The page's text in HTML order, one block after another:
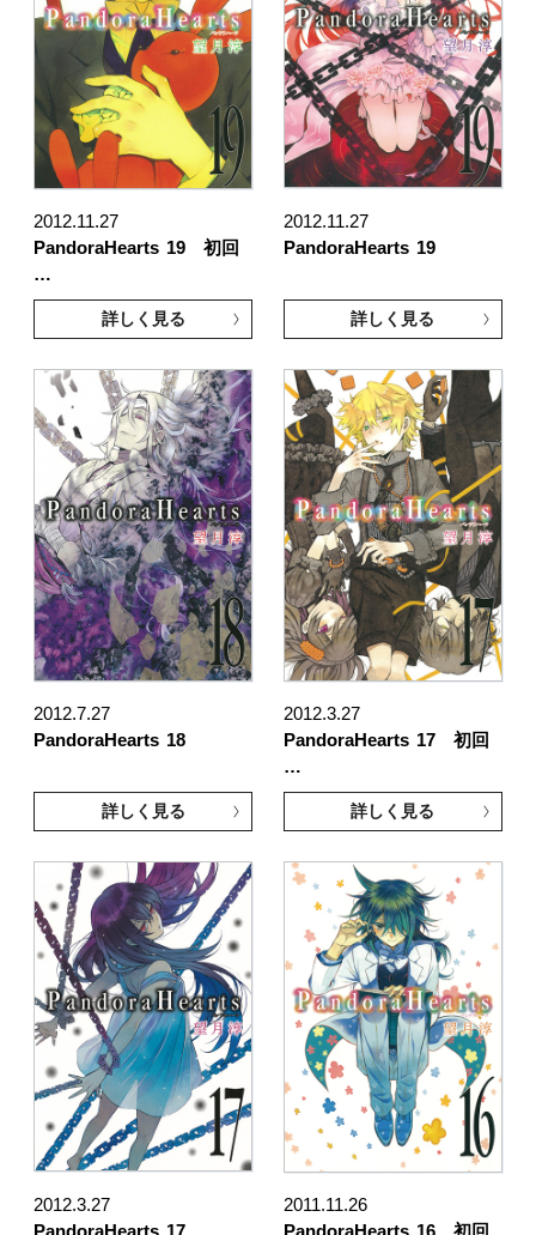
2012.11.27
PandoraHearts 19 初回
…
詳しく見る
2012.11.27
PandoraHearts 19
詳しく見る
2012.7.27
PandoraHearts 18
詳しく見る
2012.3.27
PandoraHearts 17 初回
…
詳しく見る
2012.3.27
2011.11.26